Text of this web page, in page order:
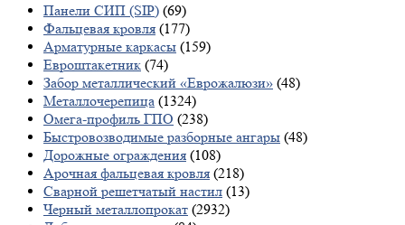
Панели СИП (SIP) (69)
Фальцевая кровля (177)
Арматурные каркасы (159)
Евроштакетник (74)
Забор металлический «Еврожалюзи» (48)
Металлочерепица (1324)
Омега-профиль ГПО (238)
Быстровозводимые разборные ангары (48)
Дорожные ограждения (108)
Арочная фальцевая кровля (218)
Сварной решетчатый настил (13)
Черный металлопрокат (2932)